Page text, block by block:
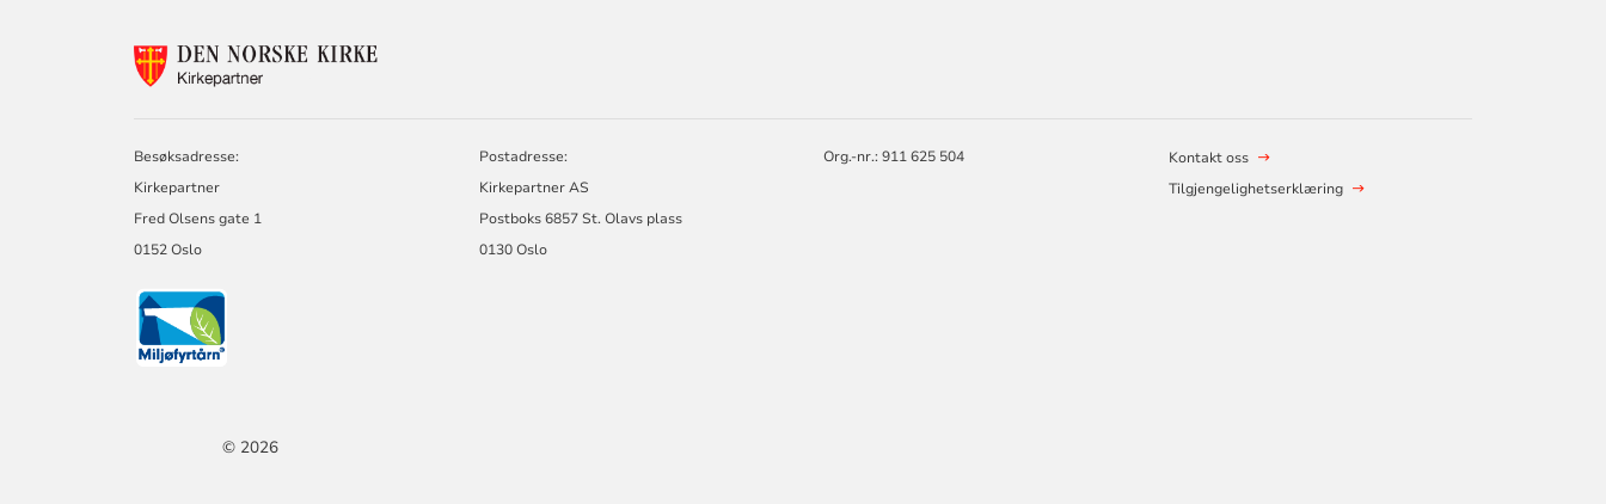
Besøksadresse:
Kirkepartner
Fred Olsens gate 1
0152 Oslo
Postadresse:
Kirkepartner AS
Postboks 6857 St. Olavs plass
0130 Oslo
Org.-nr.: 911 625 504
Kontakt oss
Tilgjengelighetserklæring
© 2026